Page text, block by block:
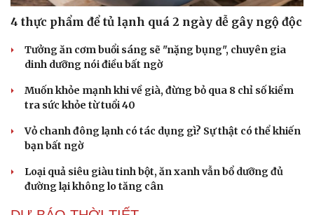
4 thực phẩm để tủ lạnh quá 2 ngày dễ gây ngộ độc
Tưởng ăn cơm buổi sáng sẽ "nặng bụng", chuyên gia
dinh dưỡng nói điều bất ngờ
Muốn khỏe mạnh khi về già, đừng bỏ qua 8 chỉ số kiểm
tra sức khỏe từ tuổi 40
Vỏ chanh đông lạnh có tác dụng gì? Sự thật có thể khiến
bạn bất ngờ
Loại quả siêu giàu tinh bột, ăn xanh vẫn bổ dưỡng đủ
đường lại không lo tăng cân